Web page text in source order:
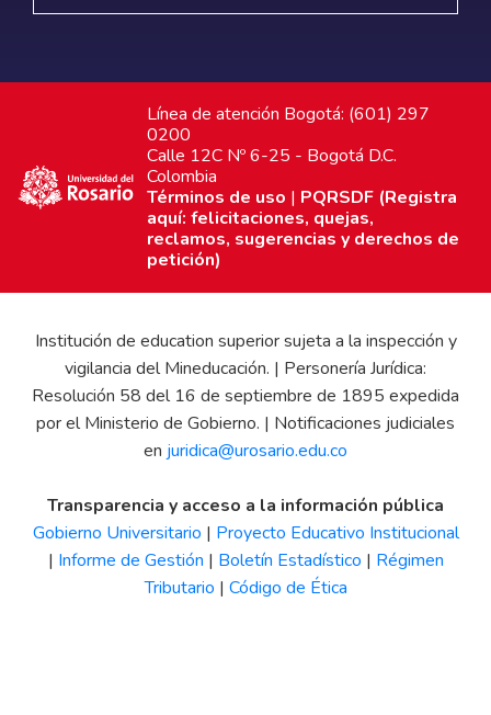
Línea de atención Bogotá: (601) 297
0200
Calle 12C Nº 6-25 - Bogotá D.C.
Colombia
Términos de uso | PQRSDF (Registra
aquí: felicitaciones, quejas,
reclamos, sugerencias y derechos de
petición)
Institución de education superior sujeta a la inspección y
vigilancia del Mineducación. | Personería Jurídica:
Resolución 58 del 16 de septiembre de 1895 expedida
por el Ministerio de Gobierno. | Notificaciones judiciales
en juridica@urosario.edu.co
Transparencia y acceso a la información pública
Gobierno Universitario | Proyecto Educativo Institucional
| Informe de Gestión | Boletín Estadístico | Régimen
Tributario | Código de Ética